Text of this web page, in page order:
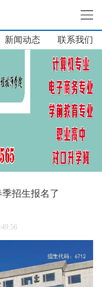
网站首页
中专招生
单招集训
大学生培训
企业内训
关于我们
联系我们
新闻动态 联系我们
招生报名了